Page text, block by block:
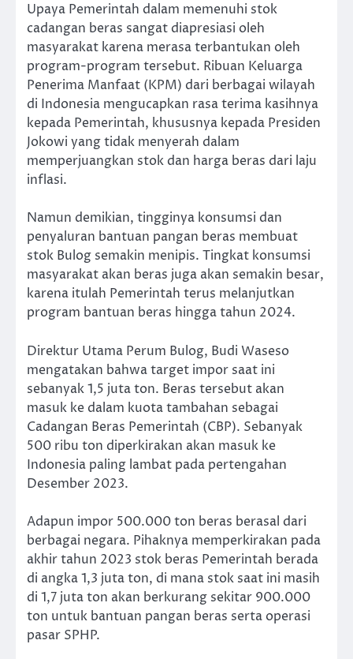
Upaya Pemerintah dalam memenuhi stok
cadangan beras sangat diapresiasi oleh
masyarakat karena merasa terbantukan oleh
program-program tersebut. Ribuan Keluarga
Penerima Manfaat (KPM) dari berbagai wilayah
di Indonesia mengucapkan rasa terima kasihnya
kepada Pemerintah, khususnya kepada Presiden
Jokowi yang tidak menyerah dalam
memperjuangkan stok dan harga beras dari laju
inflasi.
Namun demikian, tingginya konsumsi dan
penyaluran bantuan pangan beras membuat
stok Bulog semakin menipis. Tingkat konsumsi
masyarakat akan beras juga akan semakin besar,
karena itulah Pemerintah terus melanjutkan
program bantuan beras hingga tahun 2024.
Direktur Utama Perum Bulog, Budi Waseso
mengatakan bahwa target impor saat ini
sebanyak 1,5 juta ton. Beras tersebut akan
masuk ke dalam kuota tambahan sebagai
Cadangan Beras Pemerintah (CBP). Sebanyak
500 ribu ton diperkirakan akan masuk ke
Indonesia paling lambat pada pertengahan
Desember 2023.
Adapun impor 500.000 ton beras berasal dari
berbagai negara. Pihaknya memperkirakan pada
akhir tahun 2023 stok beras Pemerintah berada
di angka 1,3 juta ton, di mana stok saat ini masih
di 1,7 juta ton akan berkurang sekitar 900.000
ton untuk bantuan pangan beras serta operasi
pasar SPHP.